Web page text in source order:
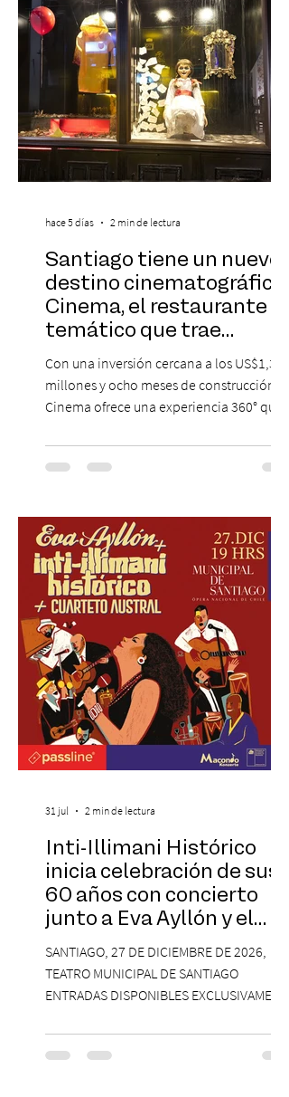
especialmente pa
Santiago tiene un nuevo
destino cinematográfico:
Cinema, el restaurante
temático que trae
Hollywood a Chile
Con una inversión cercana a los US$1,3
millones y ocho meses de construcción,
Cinema ofrece una experiencia 360° que
cinematográfica y actores en vivo,
recreando algunos de los universos más
una nueva atracción a su oferta
gastronómica y turística con la apertura de
Cinema, un restaurante temático
inspirado en el concepto de un museo de
Hollywood, que promete transportar a sus
visitantes a distintos
hace 5 días 2 min de lectura
Inti-Illimani Histórico
inicia celebración de sus
60 años con concierto
junto a Eva Ayllón y el
Cuarteto Austral en el
Teatro Municipal de
Santiago
SANTIAGO, 27 DE DICIEMBRE DE 2026,
TEATRO MUNICIPAL DE SANTIAGO
ENTRADAS DISPONIBLES EXCLUSIVAMENTE
agrupación ícono de la Nueva Canción
Chilena conmemorará su legado de 60
31 jul 2 min de lectura